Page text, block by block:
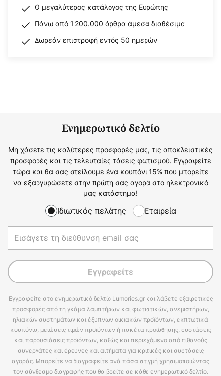
Ο μεγαλύτερος κατάλογος της Ευρώπης
Πάνω από 1.200.000 άρθρα άμεσα διαθέσιμα
Δωρεάν επιστροφή εντός 50 ημερών
Ενημερωτικό δελτίο
Μη χάσετε τις καλύτερες προσφορές μας, τις αποκλειστικές
προσφορές και τις τελευταίες τάσεις φωτισμού. Εγγραφείτε
τώρα και θα σας στείλουμε ένα κουπόνι 15% που μπορείτε
να εξαργυρώσετε στην πρώτη σας αγορά στο ηλεκτρονικό
μας κατάστημα!
Ιδιωτικός πελάτης Εταιρεία
Εγγραφείτε
Εγγραφείτε στο ενημερωτικό δελτίο Lumories.gr και λάβετε εξαιρετικές
προσφορές από τη γκάμα λαμπτήρων και φωτιστικών, ανεμιστήρων,
ηλιακών συστημάτων και έξυπνων οικιακών προϊόντων, εκπτωτικά
κουπόνια, μειώσεις τιμών προϊόντων ή πακέτα προώθησης, συστάσεις
και παρουσιάσεις προϊόντων, καθώς και περιεχόμενο από πιθανούς
συνεργάτες και έρευνες και αιτήματα για κριτικές και συστάσεις
αγοράς. Μπορείτε να διαγραφείτε ανά πάσα στιγμή χρησιμοποιώντας
τον σύνδεσμο διαγραφής που θα βρείτε σε κάθε ενημερωτικό δελτίο.